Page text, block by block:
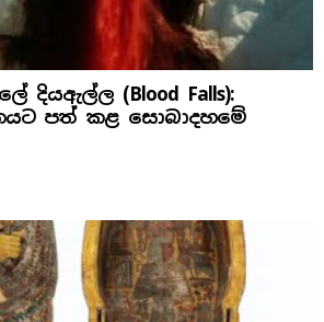
දියඇල්ල (Blood Falls):
පත් කළ සොබාදහමේ